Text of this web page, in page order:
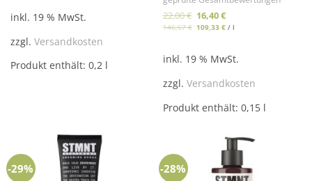
inkl. 19 % MwSt.
zzgl. Versandkosten
Produkt enthält: 0,2 l
mit5von
5
22,00€ Ursprünglicher
Preis
war:
16,40€Aktueller
Preis
ist:
146,67€ 109,33 €/ l
inkl. 19 % MwSt.
zzgl. Versandkosten
Produkt enthält: 0,15 l
-29% -28%